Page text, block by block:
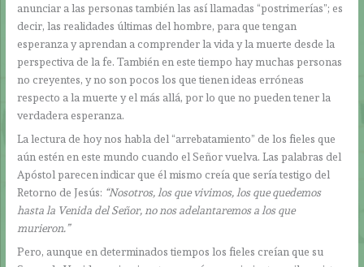
anunciar a las personas también las así llamadas “postrimerías”; es
decir, las realidades últimas del hombre, para que tengan
esperanza y aprendan a comprender la vida y la muerte desde la
perspectiva de la fe. También en este tiempo hay muchas personas
no creyentes, y no son pocos los que tienen ideas erróneas
respecto a la muerte y el más allá, por lo que no pueden tener la
verdadera esperanza.
La lectura de hoy nos habla del “arrebatamiento” de los fieles que
aún estén en este mundo cuando el Señor vuelva. Las palabras del
Apóstol parecen indicar que él mismo creía que sería testigo del
Retorno de Jesús: “Nosotros, los que vivimos, los que quedemos
hasta la Venida del Señor, no nos adelantaremos a los que
murieron.”
Pero, aunque en determinados tiempos los fieles creían que su